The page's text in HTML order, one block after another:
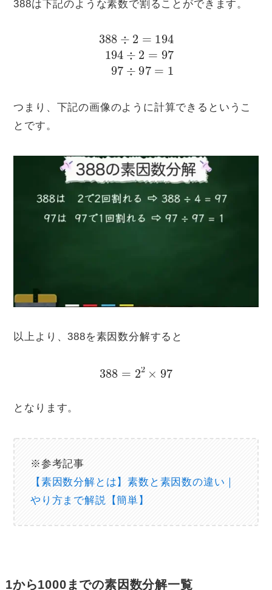
388は下記のような素数で割ることができます。
194194÷ =9797
つまり、下記の画像のように計算できるというこ
とです。
以上より、388を素因数分解すると
388 22 97
となります。
※参考記事
【素因数分解とは】素数と素因数の違い｜
やり方まで解説【簡単】
1から1000までの素因数分解一覧